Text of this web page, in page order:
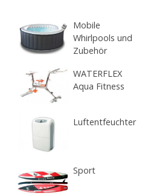
Mobile
Whirlpools und
Zubehör
WATERFLEX
Aqua Fitness
Luftentfeuchter
Sport